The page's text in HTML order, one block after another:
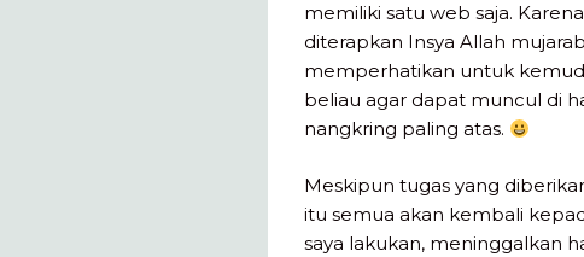
memiliki satu web saja.
diterapkan Insya Allah
memperhatikan untuk
beliau agar dapat muncul di
nangkring paling atas.
Meskipun tugas yang
itu semua akan kembali
saya lakukan, meninggalkan